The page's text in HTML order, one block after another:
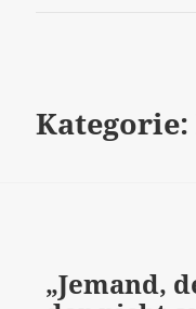
Kategorie:
„Jemand,